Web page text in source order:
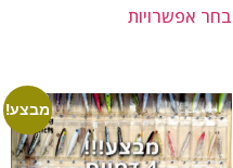
בחר אפשרויות
מבצע!